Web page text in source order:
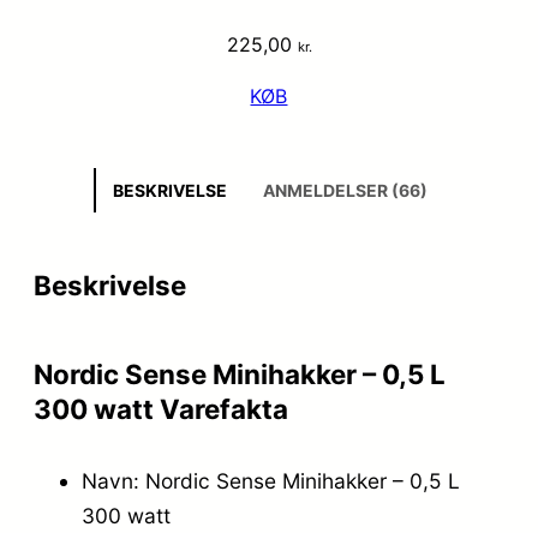
225,00 kr.
KØB
BESKRIVELSE ANMELDELSER (66)
Beskrivelse
Nordic Sense Minihakker – 0,5 L
300 watt Varefakta
Navn: Nordic Sense Minihakker – 0,5 L
300 watt